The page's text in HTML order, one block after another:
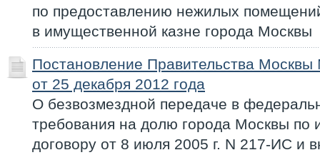
по предоставлению нежилых
в имущественной казне города Москвы
Постановление Правительства
от 25 декабря 2012 года
О безвозмездной передаче в
требования на долю города Москвы по
договору от 8 июля 2005 г. N 217-ИС и